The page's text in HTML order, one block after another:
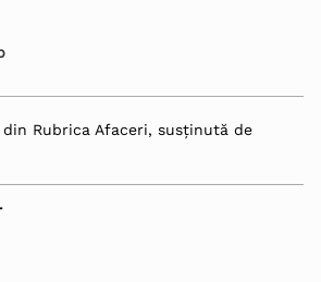
Rubrica Afaceri, susținută de